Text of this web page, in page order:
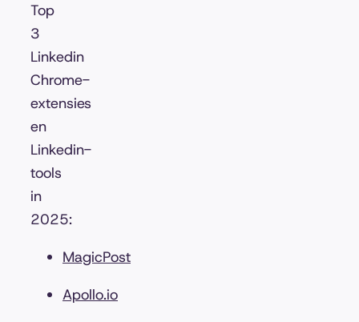
Top
3
Linkedin
Chrome-
extensies
en
Linkedin-
tools
in
2025:
MagicPost
Apollo.io